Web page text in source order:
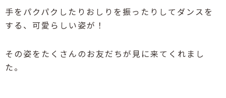
手をパクパクしたりおしりを振ったりしてダンスを
する、可愛らしい姿が！
その姿をたくさんのお友だちが見に来てくれまし
た。